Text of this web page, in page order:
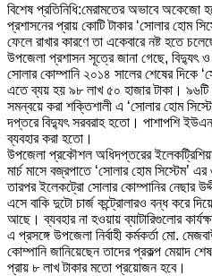
বিশেষ প্রতিনিধি:মেরামতের অভাবে
প্রশাসনের প্রায় কোটি টাকার ‘সোলার হোম
ফেলে রাখার কারণে তা একেবারে নষ্ট হতে
উপজেলা প্রশাসন সূত্রে জানা গেছে, বিদ্যুৎ ও
সোলার কোম্পানি ২০১৪ সালের শেষের দিকে
এতে ব্যয় হয় ৯৮ লাখ ৫০ হাজার টাকা। ৯৬টি
সমন্বয়ে করা শক্তিশালী এ ‘সোলার হোম
দপ্তরে বিদ্যুৎ সরবরাহ হতো। পাশাপশি
ব্যবহার করা হতো।
উপজেলা প্রকৌশল অধিদপ্তরের
মার্চ মাসে বজ্রপাতে ‘সোলার হোম সিস্টেম’ এর
তারপর ইলেকট্রো সোলার কোম্পানির নেছার
এসে বাকি দুটো চার্জ কন্ট্রোলারও বন্ধ করে
আছে। ব্যবহার না হওয়ায় ব্যাটারিগুলোর
এ প্রসঙ্গে উপজেলা নির্বাহী কর্মকর্তা মো.
কোম্পানি জানিয়েছেন তাদের প্রকল্প মেয়াদ
প্রায় ৮ লাখ টাকার মতো প্রয়োজন হবে।